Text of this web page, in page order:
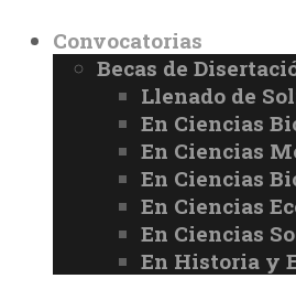
Convocatorias
Becas de
Llenado de
En Ciencias
En Ciencias
En Ciencias
En Ciencias
En Ciencias
En Historia y